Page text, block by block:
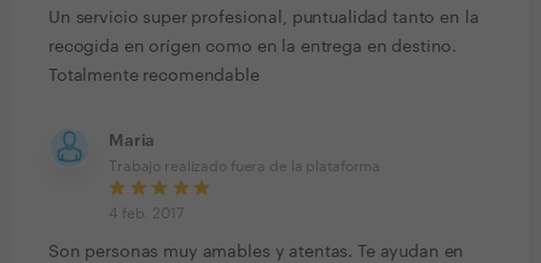
Un servicio super profesional, puntualidad tanto en la
recogida en orígen como en la entrega en destino.
Totalmente recomendable
Maria
Trabajo realizado fuera de la plataforma
4 feb. 2017
Son personas muy amables y atentas. Te ayudan en